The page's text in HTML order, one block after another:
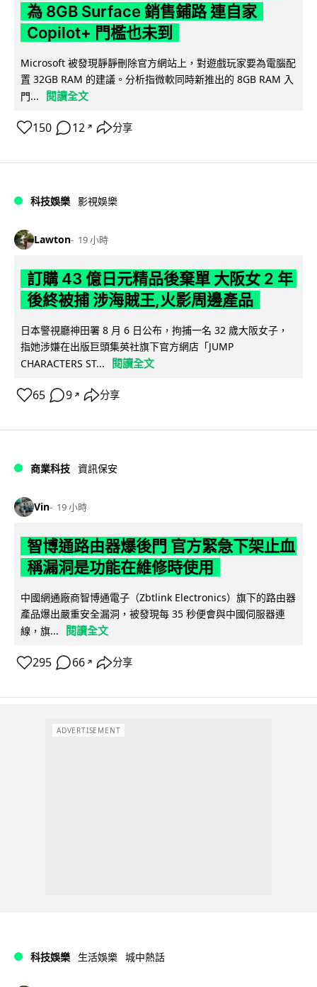
為 8GB Surface 銷售鋪路 連自家
Copilot+ 門檻也未到
Microsoft 被發現靜靜刪除官方網站上，對遊戲玩家要為電腦配
置 32GB RAM 的建議。分析指微軟同時新推出的 8GB RAM 入
門...
閱讀全文
150 12 ↗ 分享
科技娛樂 影視娛樂
Lawton 19 小時
訂購 43 億日元精品後棄單 大阪女 2 年
後終被捕 涉海賊王,火影周邊產品
日本警視廳神田署 8 月 6 日公布，拘捕一名 32 歲大阪女子，
指她涉嫌在出版巨頭集英社旗下官方網店「JUMP
CHARACTERS ST...
閱讀全文
65 9 ↗ 分享
商業科技 資訊保安
Vin 19 小時
智博通路由器爆後門 官方緊急下架止血
稱漏洞是功能在維修時使用
中國網通廠商智博通電子（Zbtlink Electronics）旗下的路由器
產品爆出嚴重安全漏洞，被發現每 35 秒便會與中國伺服器連
線，旗...
閱讀全文
295 66 ↗ 分享
ADVERTISEMENT
科技娛樂 生活娛樂 城中熱話